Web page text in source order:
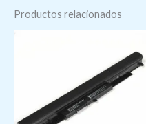
Productos relacionados